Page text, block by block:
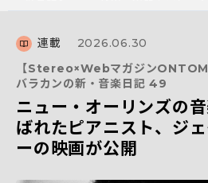
連載
2026.06.30
【Stereo×Webマガジン
バラカンの新・音楽日記 49
ニュー・オーリンズの
ばれたピアニスト、ジ
ーの映画が公開